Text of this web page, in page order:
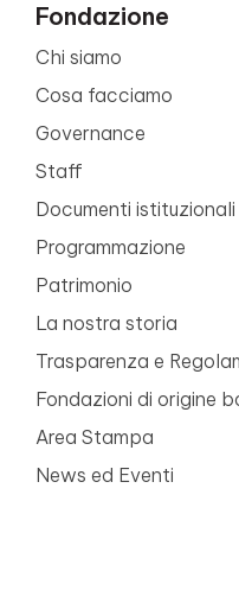
Fondazione
Chi siamo
Cosa facciamo
Governance
Staff
Documenti istituzionali
Programmazione
Patrimonio
La nostra storia
Trasparenza e
Fondazioni di origine
Area Stampa
News ed Eventi